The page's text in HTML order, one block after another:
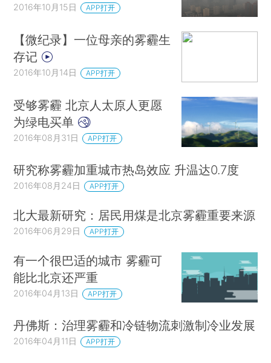
2016年10月15日 APP打开
【微纪录】一位母亲的雾霾生
存记
2016年10月14日 APP打开
受够雾霾 北京人太原人更愿
为绿电买单
2016年08月31日 APP打开
研究称雾霾加重城市热岛效应 升温达0.7度
2016年08月24日 APP打开
北大最新研究：居民用煤是北京雾霾重要来源
2016年06月29日 APP打开
有一个很巴适的城市 雾霾可
能比北京还严重
2016年04月13日 APP打开
丹佛斯：治理雾霾和冷链物流刺激制冷业发展
2016年04月11日 APP打开